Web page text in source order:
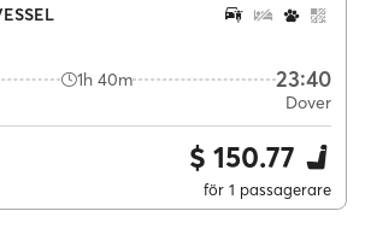
1h 40m 23:40
Dover
$ 150.77
för 1 passagerare